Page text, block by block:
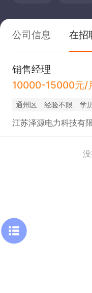
公司信息 在招
销售经理
10000-15000元/
通州区 经验不限 学
江苏泽源电力科技有